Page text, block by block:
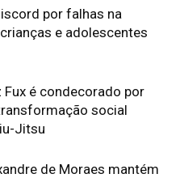
por falhas na
e adolescentes
é condecorado por
social
Jitsu
de Moraes mantém